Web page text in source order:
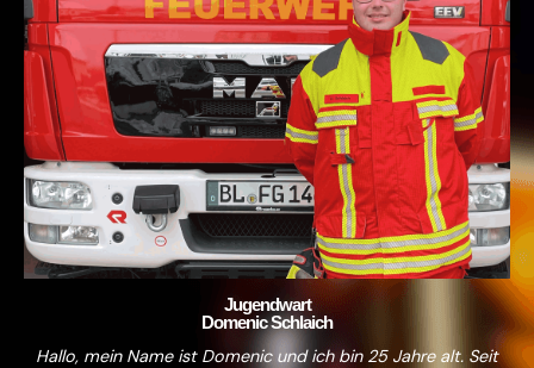
Jugendwart
Domenic Schlaich
Hallo, mein Name ist Domenic und ich bin 25 Jahre alt. Seit